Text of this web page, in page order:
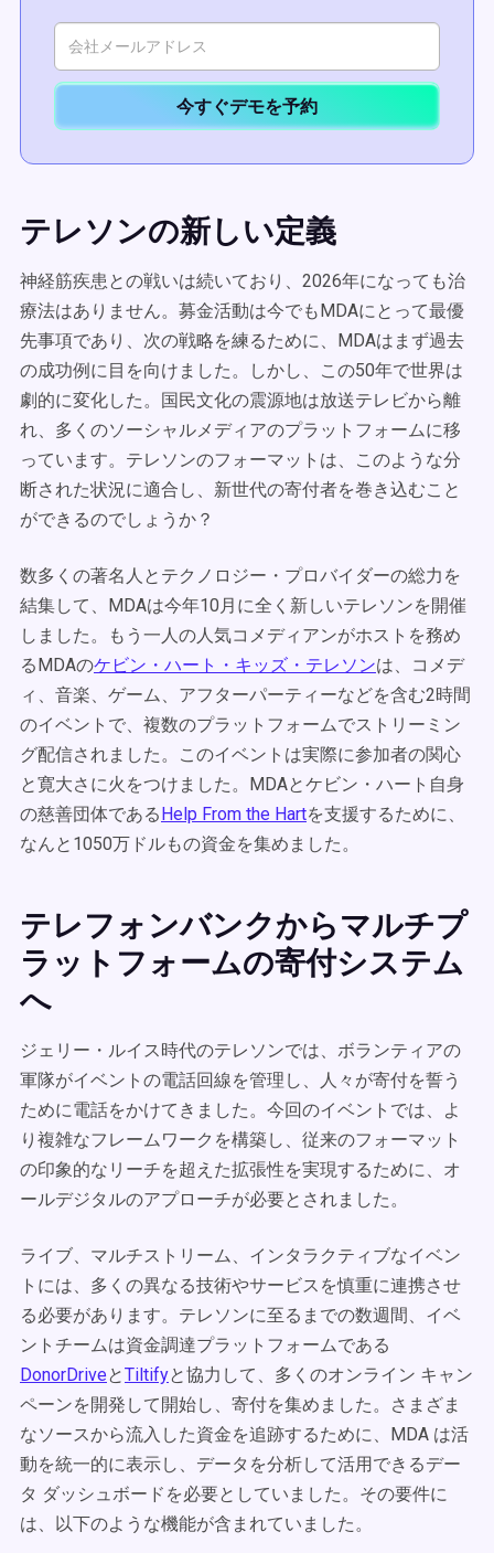
今すぐデモを予約
テレソンの新しい定義
神経筋疾患との戦いは続いており、2026年になっても治
療法はありません。募金活動は今でもMDAにとって最優
先事項であり、次の戦略を練るために、MDAはまず過去
の成功例に目を向けました。しかし、この50年で世界は
劇的に変化した。国民文化の震源地は放送テレビから離
れ、多くのソーシャルメディアのプラットフォームに移
っています。テレソンのフォーマットは、このような分
断された状況に適合し、新世代の寄付者を巻き込むこと
ができるのでしょうか？
数多くの著名人とテクノロジー・プロバイダーの総力を
結集して、MDAは今年10月に全く新しいテレソンを開催
しました。もう一人の人気コメディアンがホストを務め
るMDAのケビン・ハート・キッズ・テレソンは、コメデ
ィ、音楽、ゲーム、アフターパーティーなどを含む2時間
のイベントで、複数のプラットフォームでストリーミン
グ配信されました。このイベントは実際に参加者の関心
と寛大さに火をつけました。MDAとケビン・ハート自身
の慈善団体であるHelp From the Hartを支援するために、
なんと1050万ドルもの資金を集めました。
テレフォンバンクからマルチプ
ラットフォームの寄付システム
へ
ジェリー・ルイス時代のテレソンでは、ボランティアの
軍隊がイベントの電話回線を管理し、人々が寄付を誓う
ために電話をかけてきました。今回のイベントでは、よ
り複雑なフレームワークを構築し、従来のフォーマット
の印象的なリーチを超えた拡張性を実現するために、オ
ールデジタルのアプローチが必要とされました。
ライブ、マルチストリーム、インタラクティブなイベン
トには、多くの異なる技術やサービスを慎重に連携させ
る必要があります。テレソンに至るまでの数週間、イベ
ントチームは資金調達プラットフォームである
DonorDriveとTiltifyと協力して、多くのオンライン キャン
ペーンを開発して開始し、寄付を集めました。さまざま
なソースから流入した資金を追跡するために、MDA は活
動を統一的に表示し、データを分析して活用できるデー
タ ダッシュボードを必要としていました。その要件に
は、以下のような機能が含まれていました。